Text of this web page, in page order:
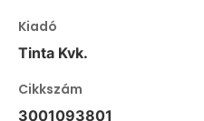
Kiadó
Tinta Kvk.
Cikkszám
3001093801